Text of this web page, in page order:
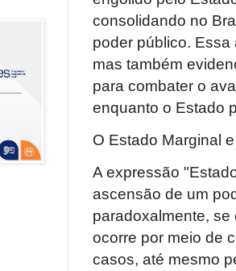
consolidando no
poder público.
mas também
para combater o
enquanto o Estado
O Estado Marginal
A expressão
ascensão de um
paradoxalmente,
ocorre por meio de
casos, até mesmo